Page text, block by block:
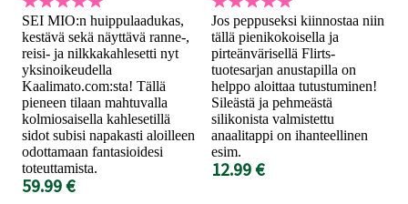
SEI MIO:n huippulaadukas,
kestävä sekä näyttävä ranne-,
reisi- ja nilkkakahlesetti nyt
yksinoikeudella
Kaalimato.com:sta! Tällä
pieneen tilaan mahtuvalla
kolmiosaisella kahlesetillä
sidot subisi napakasti aloilleen
odottamaan fantasioidesi
toteuttamista.
59.99 €
Jos peppuseksi kiinnostaa niin
tällä pienikokoisella ja
pirteänvärisellä Flirts-
tuotesarjan anustapilla on
helppo aloittaa tutustuminen!
Sileästä ja pehmeästä
silikonista valmistettu
anaalitappi on ihanteellinen
esim.
12.99 €